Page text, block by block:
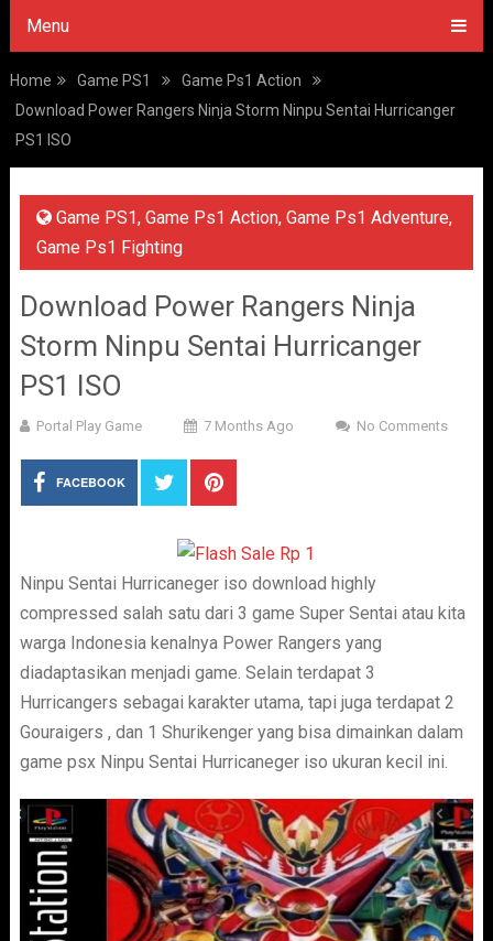
Menu
Home Game PS1
Game Ps1 Action
Download Power Rangers Ninja Storm Ninpu Sentai Hurricanger
PS1 ISO
Game PS1, Game Ps1 Action, Game Ps1 Adventure,
Game Ps1 Fighting
Download Power Rangers Ninja
Storm Ninpu Sentai Hurricanger
PS1 ISO
Portal Play Game 7 Months Ago No Comments
FACEBOOK
Ninpu Sentai Hurricaneger iso download highly
compressed salah satu dari 3 game Super Sentai atau kita
warga Indonesia kenalnya Power Rangers yang
diadaptasikan menjadi game. Selain terdapat 3
Hurricangers sebagai karakter utama, tapi juga terdapat 2
Gouraigers , dan 1 Shurikenger yang bisa dimainkan dalam
game psx Ninpu Sentai Hurricaneger iso ukuran kecil ini.